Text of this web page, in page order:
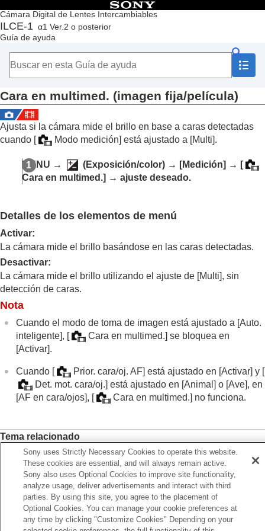
Cámara Digital de Lentes Intercambiables
ILCE-1 α1 Ver.2 o posterior
Guía de ayuda
Contenido
Principio
Cómo utilizar la “Guía de ayuda”
Comprobación de la cámara y los elementos suministrados
Operaciones básicas
Preparación de la cámara/Operaciones básicas de toma
Búsqueda de funciones desde MENU
Utilización de las funciones de toma de imágenes
Contenido de este capítulo
Enfoque
AF de cara/ojo
Compensar exp.(imagen fija/película)
Restabl. comp. EV(imagen fija/película)
Opt. gama diná.(imagen fija/película)
Modo medición
Punto med. punt.
(imagen fija/película)
Bloqueo AE
AEL con obturad.
Visualizac. cebra
Selección de la sensibilidad ISO
Balance blanco
continua/Autodisparador)
Func. capt. interv.
Toma de imágenes fijas con una resolución alta
Configuración de la calidad de imagen y del
formato de grabación
Utilización de funciones táctiles
Ajustes de obturación
Utilización del zoom
Cara en multimed. (imagen fija/película)
Ajusta si la cámara mide el brillo en base a caras detectadas
cuando [ Modo medición] está ajustado a [Multi].
MENU → (Exposición/color) → [Medición] → [
Cara en multimed.] → ajuste deseado.
Detalles de los elementos de menú
Activar:
La cámara mide el brillo basándose en las caras detectadas.
Desactivar:
La cámara mide el brillo utilizando el ajuste de [Multi], sin
detección de caras.
Nota
Cuando el modo de toma de imagen está ajustado a [Auto.
inteligente], [ Cara en multimed.] se bloquea en
[Activar].
Cuando [ Prior. cara/oj. AF] está ajustado en [Activar] y [
Det. mot. cara/oj.] está ajustado en [Animal] o [Ave], en
[AF en cara/ojos], [ Cara en multimed.] no funciona.
Tema relacionado
Modo medición(imagen fija/película)
Anterior
medición (imagen fija/película)
Siguiente
Punto med. punt. (imagen fija/
Sony uses Strictly Necessary Cookies to operate this website.
These cookies are essential, and will always remain active.
Sony also uses Optional Cookies to improve site functionality,
analyze usage, deliver advertisements and interact with third
parties. By using this site, you agree to the placement of
Optional Cookies. You can manage your cookie preferences at
any time by clicking "Customize Cookies" Depending on your